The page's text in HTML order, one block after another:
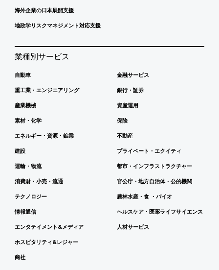
海外企業の日本展開支援
地政学リスクマネジメント対応支援
業種別サービス
自動車
重工業・エンジニアリング
産業機械
素材・化学
エネルギー・資源・鉱業
建設
運輸・物流
消費財・小売・流通
テクノロジー
情報通信
エンタテイメント&メディア
ホスピタリティ&レジャー
商社
金融サービス
銀行・証券
資産運用
保険
不動産
プライベート・エクイティ
都市・インフラストラクチャー
官公庁・地方自治体・公的機関
農林水産・食 ・バイオ
ヘルスケア・医薬ライフサイエンス
人材サービス